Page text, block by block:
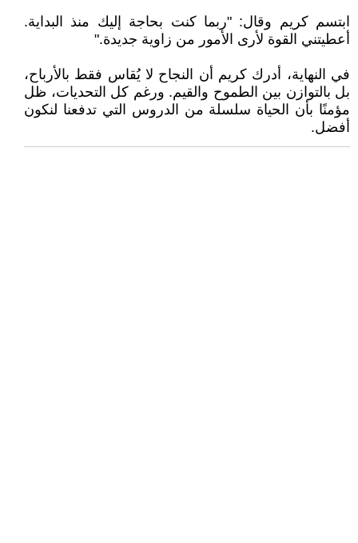
ابتسم كريم وقال: "ربما كنت بحاجة إليك منذ البداية.
أعطيتني القوة لأرى الأمور من زاوية جديدة."
في النهاية، أدرك كريم أن النجاح لا يُقاس فقط بالأرباح،
بل بالتوازن بين الطموح والقيم. ورغم كل التحديات، ظل
مؤمنًا بأن الحياة سلسلة من الدروس التي تدفعنا لنكون
أفضل.